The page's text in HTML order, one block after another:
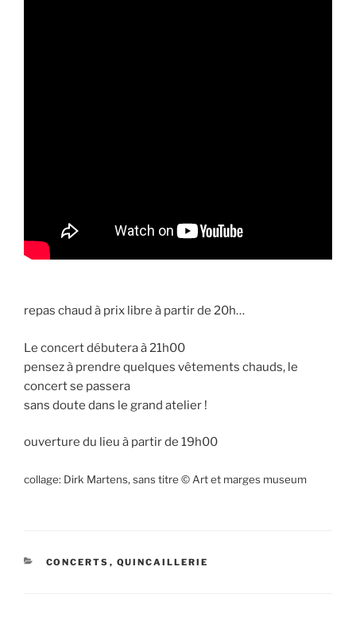
repas chaud à prix libre à partir de 20h…
Le concert débutera à 21h00
pensez à prendre quelques vêtements chauds, le
concert se passera
sans doute dans le grand atelier !
ouverture du lieu à partir de 19h00
collage: Dirk Martens, sans titre © Art et marges museum
CATÉGORIES
CONCERTS , QUINCAILLERIE